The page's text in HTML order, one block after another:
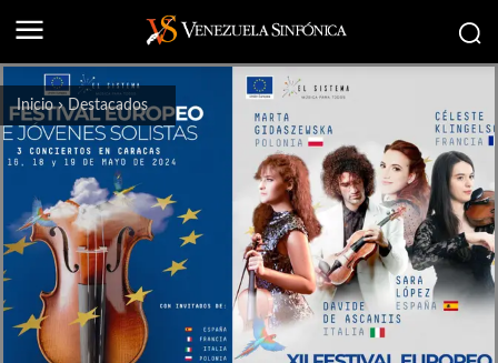
Inicio Destacados